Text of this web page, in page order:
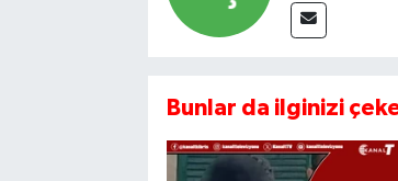
Bunlar da ilginizi